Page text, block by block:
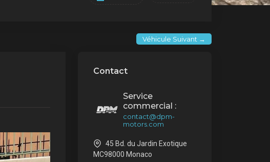
Véhicule Suivant →
Contact
Service
commercial :
contact@dpm-
motors.com
45 Bd. du Jardin Exotique
MC98000 Monaco